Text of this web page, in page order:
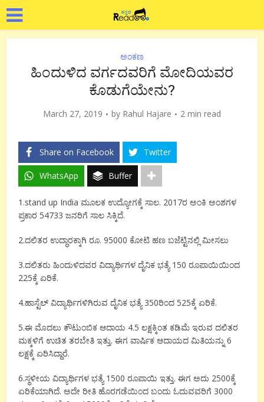
ಅಂಕಣ
ಹಿಂದುಳಿದ ವರ್ಗದವರಿಗೆ ಮೋದಿಯವರ
ಕೊಡುಗೆಯೇನು?
March 27, 2019 by Rahul Hajare 2 min read
Share on Facebook Twitter
WhatsApp Buffer
1.stand up India ಮೂಲಕ ಉದ್ಯೋಗಕ್ಕೆ ಸಾಲ. 2017ರ ಅಂಕಿ ಅಂಶಗಳ
ಪ್ರಕಾರ 54733 ಜನರಿಗೆ ಸಾಲ ಸಿಕ್ಕಿದೆ.
2.ದಲಿತರ ಉದ್ಧಾರಕ್ಕಾಗಿ ರೂ. 95000 ಕೋಟಿ ಹಣ ಬಜೆಟ್ಟಿನಲ್ಲಿ ಮೀಸಲು‌
3.ದಲಿತರು ಹಿಂದುಳಿದವರ ವಿದ್ಯಾರ್ಥಿಗಳ ದೈನಿಕ ಭತ್ಯೆ 150 ರೂಪಾಯಿಯಿಂದ
225ಕ್ಕೆ ಏರಿಕೆ.
4.ಹಾಸ್ಟೆಲ್ ವಿದ್ಯಾರ್ಥಿಗಳಿಗಿರುವ ದೈನಿಕ ಭತ್ಯೆ 350ರಿಂದ 525ಕ್ಕೆ ಏರಿಕೆ.
5.ಈ ಮೊದಲು ಕೌಟುಂಬಿಕ ಆದಾಯ 4.5 ಲಕ್ಷಕ್ಕಿಂತ ಕಡಿಮೆ ಇರುವ ದಲಿತರ
ಮಕ್ಕಳಿಗೆ ಉಚಿತ ತರಬೇತಿ ಇತ್ತು. ಈಗ ವಾರ್ಷಿಕ ಆದಾಯದ ಮಿತಿಯನ್ನು 6
ಲಕ್ಷಕ್ಕೆ ಏರಿಸಿದ್ದಾರೆ.
6.ಸ್ಥಳೀಯ ವಿದ್ಯಾರ್ಥಿಗಳ ಭತ್ಯೆ 1500 ರೂಪಾಯಿ ಇತ್ತು. ಈಗ ಅದು 2500ಕ್ಕೆ
ಏರಿಕೆಯಾಗಿದೆ. ಅದೇ ರೀತಿ ಹೊರಗಡೆಯಿಂದ ಬಂದು ಓದುವವರಿಗೆ 3000